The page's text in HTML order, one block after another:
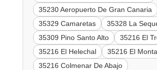
35230 Aeropuerto De Gran Canaria
35329 Camaretas
35328 La
35309 Pino Santo Alto
35216 El
35216 El Helechal
35216 El
35216 Colmenar De Abajo